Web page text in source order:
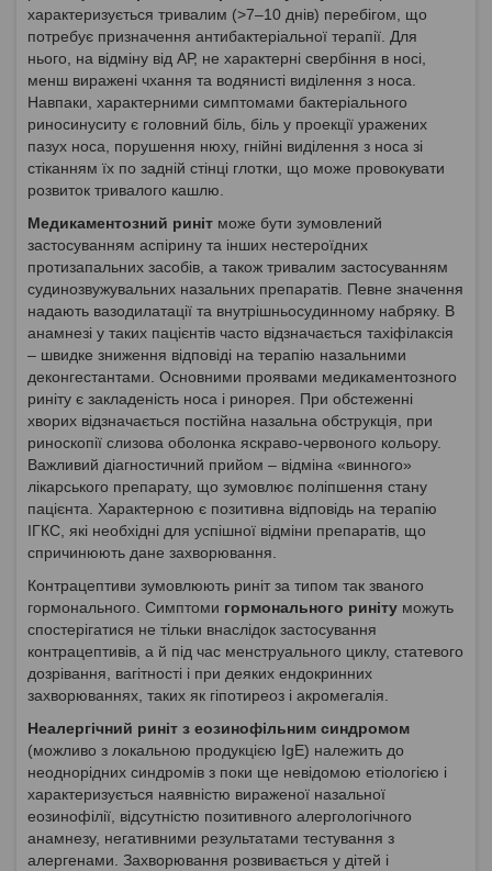
характеризується тривалим (>7–10 днів) перебігом, що
потребує призначення антибактеріальної терапії. Для
нього, на відміну від АР, не характерні свербіння в носі,
менш виражені чхання та водянисті виділення з носа.
Навпаки, характерними симптомами бактеріального
риносинуситу є головний біль, біль у проекції уражених
пазух носа, порушення нюху, гнійні виділення з носа зі
стіканням їх по задній стінці глотки, що може провокувати
розвиток тривалого кашлю.
Медикаментозний риніт може бути зумовлений
застосуванням аспірину та інших нестероїдних
протизапальних засобів, а також тривалим застосуванням
судинозвужувальних назальних препаратів. Певне значення
надають вазодилатації та внутрішньосудинному набряку. В
анамнезі у таких пацієнтів часто відзначається тахіфілаксія
– швидке зниження відповіді на терапію назальними
деконгестантами. Основними проявами медикаментозного
риніту є закладеність носа і ринорея. При обстеженні
хворих відзначається постійна назальна обструкція, при
риноскопії слизова оболонка яскраво-червоного кольору.
Важливий діагностичний прийом – відміна «винного»
лікарського препарату, що зумовлює поліпшення стану
пацієнта. Характерною є позитивна відповідь на терапію
ІГКС, які необхідні для успішної відміни препаратів, що
спричинюють дане захворювання.
Контрацептиви зумовлюють риніт за типом так званого
гормонального. Симптоми гормонального риніту можуть
спостерігатися не тільки внаслідок застосування
контрацептивів, а й під час менструального циклу, статевого
дозрівання, вагітності і при деяких ендокринних
захворюваннях, таких як гіпотиреоз і акромегалія.
Неалергічний риніт з еозинофільним синдромом
(можливо з локальною продукцією IgE) належить до
неоднорідних синдромів з поки ще невідомою етіологією і
характеризується наявністю вираженої назальної
еозинофілії, відсутністю позитивного алергологічного
анамнезу, негативними результатами тестування з
алергенами. Захворювання розвивається у дітей і